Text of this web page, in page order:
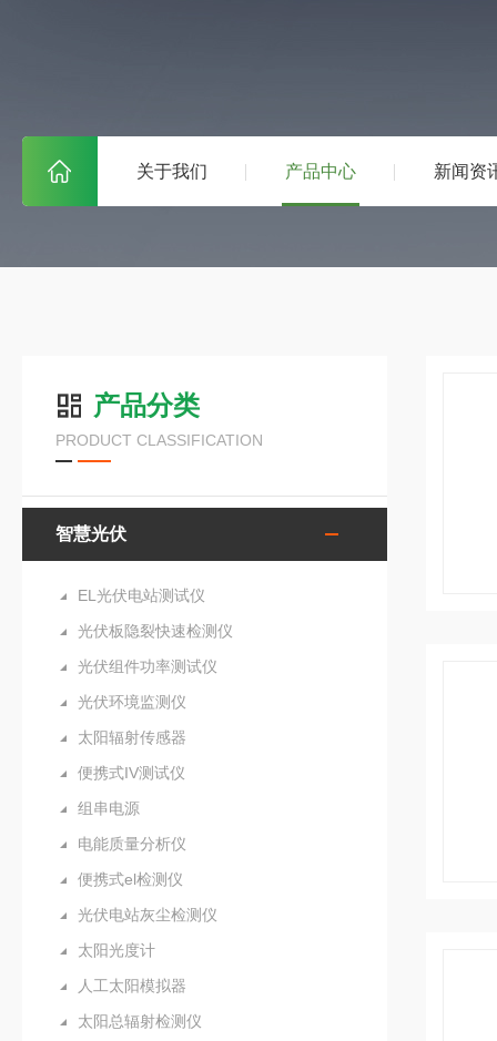
关于我们 产品中心 新闻资
产品分类
PRODUCT CLASSIFICATION
智慧光伏
EL光伏电站测试仪
光伏板隐裂快速检测仪
光伏组件功率测试仪
光伏环境监测仪
太阳辐射传感器
便携式IV测试仪
组串电源
电能质量分析仪
便携式el检测仪
光伏电站灰尘检测仪
太阳光度计
人工太阳模拟器
太阳总辐射检测仪